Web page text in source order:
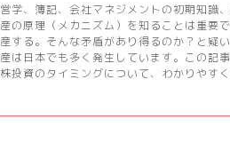
学、簿記、会社マネジメントの初期知識
の原理（メカニズム）を知ることは重要
する。そんな矛盾があり得るのか？と疑
は日本でも多く発生しています。この記
投資のタイミングについて、わかりやす